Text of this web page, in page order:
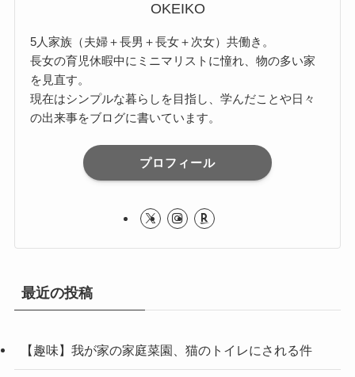
OKEIKO
5人家族（夫婦＋長男＋長女＋次女）共働き。
長女の育児休暇中にミニマリストに憧れ、物の多い家
を見直す。
現在はシンプルな暮らしを目指し、学んだことや日々
の出来事をブログに書いています。
プロフィール
最近の投稿
【趣味】我が家の家庭菜園、猫のトイレにされる件